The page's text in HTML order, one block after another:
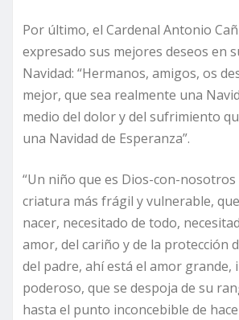
Por último, el Cardenal Antonio
expresado sus mejores deseos en
Navidad: “Hermanos, amigos, os
mejor, que sea realmente una
medio del dolor y del sufrimiento
una Navidad de Esperanza”.
“Un niño que es Dios-con-nosotros
criatura más frágil y vulnerable,
nacer, necesitado de todo,
amor, del cariño y de la protección
del padre, ahí está el amor grande,
poderoso, que se despoja de su
hasta el punto inconcebible de